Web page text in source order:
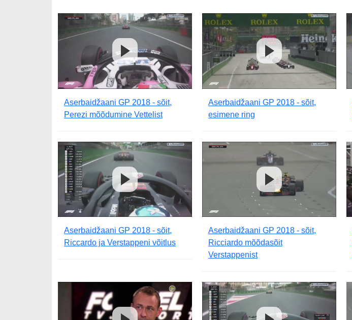
Aserbaidžaani GP 2018 - sõit,
Perezi mõõdumine Vettelist
Aserbaidžaani GP 2018 - sõit,
esimene ring
Aserbaidžaani GP 2018 - sõit,
Riccardo ja Verstappeni võitlus
Aserbaidžaani GP 2018 - sõit,
Ricciardo mõõdasõit
Verstappenist